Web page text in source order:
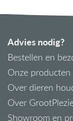
Advies nodig?
Bestellen en
Onze producten
Over dieren
Over
Showroom en